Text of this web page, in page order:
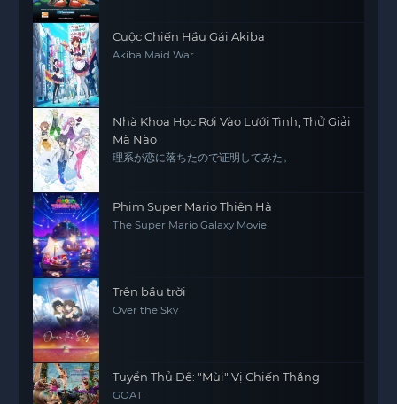
Cuộc Chiến Hầu Gái Akiba
Akiba Maid War
Nhà Khoa Học Rơi Vào Lưới Tình, Thử Giải
Mã Nào
理系が恋に落ちたので证明してみた。
Phim Super Mario Thiên Hà
The Super Mario Galaxy Movie
Trên bầu trời
Over the Sky
Tuyển Thủ Dê: "Mùi" Vị Chiến Thắng
GOAT